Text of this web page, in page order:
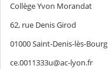
Collège Yvon Morandat
62, rue Denis Girod
01000 Saint-Denis-lès-Bourg
ce.0011333u@ac-lyon.fr